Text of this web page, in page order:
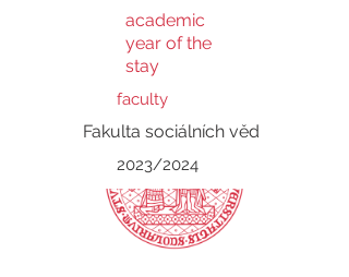
academic
year of the
stay
faculty
Fakulta sociálních věd
2023/2024